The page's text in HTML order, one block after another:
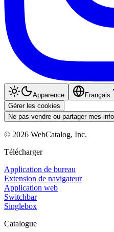
Apparence
Français
Gérer les cookies
Ne pas vendre ou partager mes
© 2026 WebCatalog, Inc.
Télécharger
Application de bureau
Extension de navigateur
Application web
Switchbar
Singlebox
Catalogue